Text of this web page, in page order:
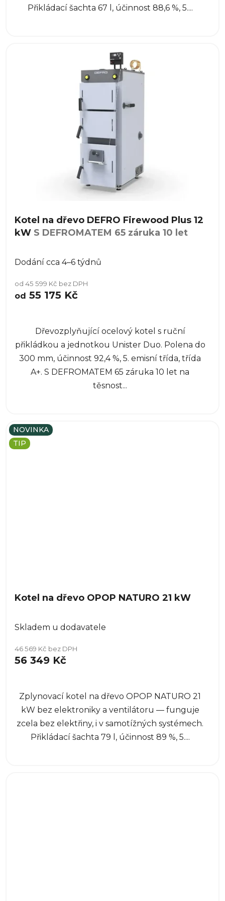
Přikládací šachta 67 l, účinnost 88,6 %, 5....
Kotel na dřevo DEFRO Firewood Plus 12
kW S DEFROMATEM 65 záruka 10 let
Dodání cca 4–6 týdnů
od 45 599 Kč bez DPH
od 55 175 Kč
Dřevozplyňující ocelový kotel s ruční
přikládkou a jednotkou Unister Duo. Polena do
300 mm, účinnost 92,4 %, 5. emisní třída, třída
A+. S DEFROMATEM 65 záruka 10 let na
těsnost...
NOVINKA
TIP
Kotel na dřevo OPOP NATURO 21 kW
Skladem u dodavatele
46 569 Kč bez DPH
56 349 Kč
Zplynovací kotel na dřevo OPOP NATURO 21
kW bez elektroniky a ventilátoru — funguje
zcela bez elektřiny, i v samotížných systémech.
Přikládací šachta 79 l, účinnost 89 %, 5....